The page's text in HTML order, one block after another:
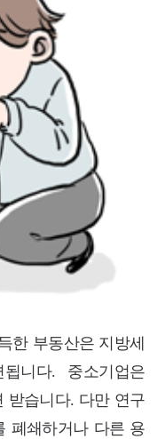
한 부동산은 지방세
니다. 중소기업은
받습니다. 다만 연구
폐쇄하거나 다른 용